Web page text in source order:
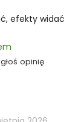
efekty widać
opinię